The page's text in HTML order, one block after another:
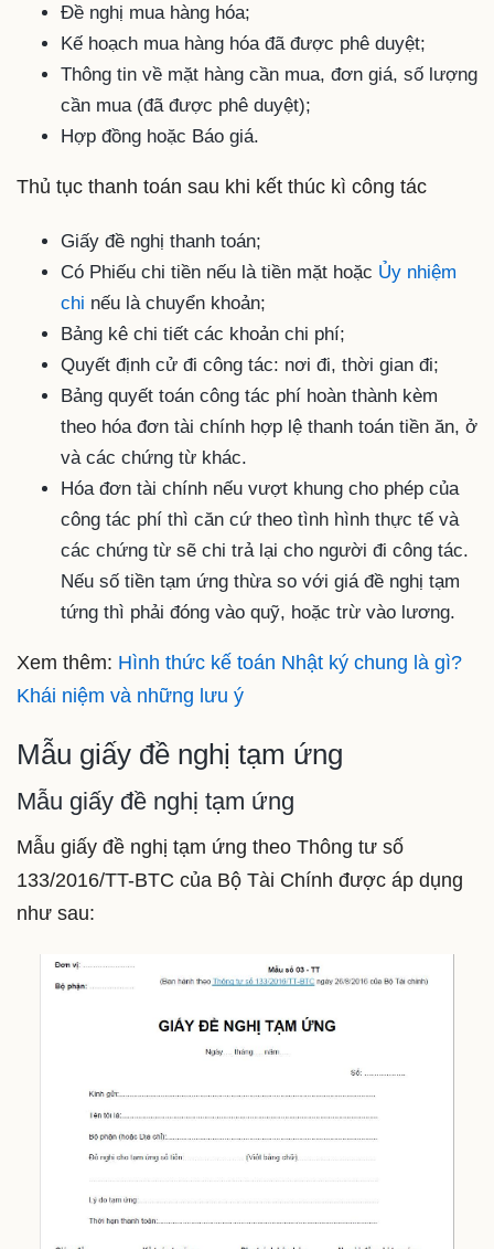
Đề nghị mua hàng hóa;
Kế hoạch mua hàng hóa đã được phê duyệt;
Thông tin về mặt hàng cần mua, đơn giá, số lượng
cần mua (đã được phê duyệt);
Hợp đồng hoặc Báo giá.
Thủ tục thanh toán sau khi kết thúc kì công tác
Giấy đề nghị thanh toán;
Có Phiếu chi tiền nếu là tiền mặt hoặc Ủy nhiệm
chi nếu là chuyển khoản;
Bảng kê chi tiết các khoản chi phí;
Quyết định cử đi công tác: nơi đi, thời gian đi;
Bảng quyết toán công tác phí hoàn thành kèm
theo hóa đơn tài chính hợp lệ thanh toán tiền ăn, ở
và các chứng từ khác.
Hóa đơn tài chính nếu vượt khung cho phép của
công tác phí thì căn cứ theo tình hình thực tế và
các chứng từ sẽ chi trả lại cho người đi công tác.
Nếu số tiền tạm ứng thừa so với giá đề nghị tạm
tứng thì phải đóng vào quỹ, hoặc trừ vào lương.
Xem thêm: Hình thức kế toán Nhật ký chung là gì?
Khái niệm và những lưu ý
Mẫu giấy đề nghị tạm ứng
Mẫu giấy đề nghị tạm ứng
Mẫu giấy đề nghị tạm ứng theo Thông tư số
133/2016/TT-BTC của Bộ Tài Chính được áp dụng
như sau: